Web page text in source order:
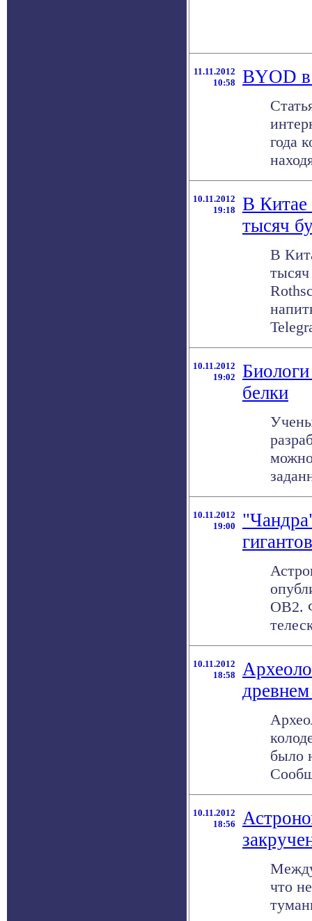
11.11.2012
10:58
BYOD
года
10.11.2012
19:18
В Китае
тысяч
В
10.11.2012
19:02
Биологи
белки
10.11.2012
19:00
OB2.
10.11.2012
18:58
было
10.11.2012
18:56
что